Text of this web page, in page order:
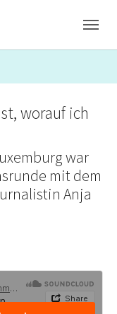
worauf ich
war
mit dem
Anja